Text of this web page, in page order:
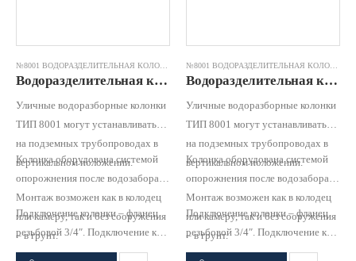
№8001 ВОДОРАЗДЕЛИТЕЛЬНАЯ КОЛОНКА
Водоразделительная колонка №8001 чугун оцинк.труба RD 1,80 (h=2760) JAFAR
Уличные водоразборные колонки
ТИП 8001 могут устанавливаться
на подземных трубопроводах в
вертикальном положении.
Колонка оборудована системой
опорожнения после водозабора
Монтаж возможен как в колодец
или камеру, так и без сооружения
– в грунт.
Подключение колонки – фланец
резьбовой 3/4″. Подключение к
водопроводной сети для забора
№8001 ВОДОРАЗДЕЛИТЕЛЬНАЯ КОЛОНКА
Водоразделительная колонка №8001 чугун оцинк.труба RD 2,0 (h=2950) JAFAR
Уличные водоразборные колонки
ТИП 8001 могут устанавливаться
на подземных трубопроводах в
вертикальном положении.
Колонка оборудована системой
опорожнения после водозабора
Монтаж возможен как в колодец
или камеру, так и без сооружения
– в грунт.
Подключение колонки – фланец
резьбовой 3/4″. Подключение к
водопроводной сети для забора